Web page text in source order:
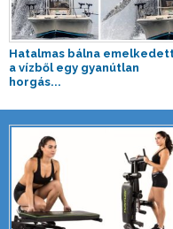
Hatalmas bálna
a vízből egy gyanútlan
horgás...